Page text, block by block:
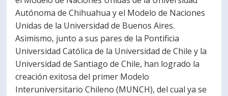
Autónoma de Chihuahua y el Modelo de Naciones
Unidas de la Universidad de Buenos Aires.
Asimismo, junto a sus pares de la Pontificia
Universidad Católica de la Universidad de Chile y la
Universidad de Santiago de Chile, han logrado la
creación exitosa del primer Modelo
Interuniversitario Chileno (MUNCH), del cual ya se